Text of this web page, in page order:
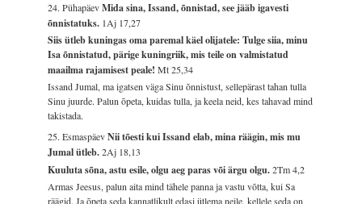
24. PühapäevMida sina, Issand, õnnistad, see jääb igavesti
õnnistatuks. 1Aj 17,27
Siis ütleb kuningas oma paremal käel olijatele: Tulge siia, minu
Isa õnnistatud, pärige kuningriik, mis teile on valmistatud
maailma rajamisest peale!Mt 25,34
Issand Jumal, ma igatsen väga Sinu õnnistust, sellepärast tahan tulla
Sinu juurde. Palun õpeta, kuidas tulla, ja keela neid, kes tahavad mind
takistada.
25. EsmaspäevNii tõesti kui Issand elab, mina räägin, mis mu
Jumal ütleb.2Aj 18,13
Kuuluta sõna, astu esile, olgu aeg paras või ärgu olgu.2Tm 4,2
Armas Jeesus, palun aita mind tähele panna ja vastu võtta, kui Sa
räägid. Ja õpeta seda kannatlikult edasi ütlema neile, kellele seda on